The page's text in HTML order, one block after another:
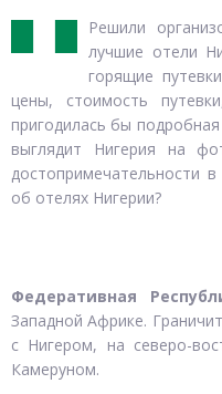
Решили
лучшие отели
горящие
цены, стоимость
пригодилась бы
выглядит Нигерия на
достопримечательности
об отелях Нигерии?
Федеративная
Западной Африке.
с Нигером, на северо-
Камеруном.